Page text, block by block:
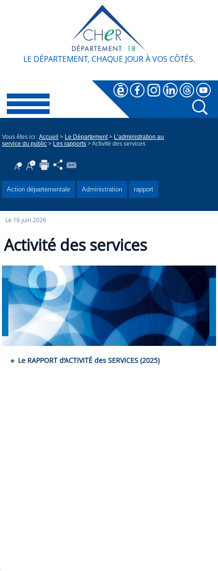
LE DÉPARTEMENT, CHAQUE JOUR À VOS CÔTÉS.
Vous êtes ici :Accueil > Le Département> L’administration au
service du public > Les rapports > Activité des services
Action départementale Administration rapport
Le 16 juin 2026
Activité des services
🔸 Le RAPPORT d’ACTIVITÉ des SERVICES (2025)